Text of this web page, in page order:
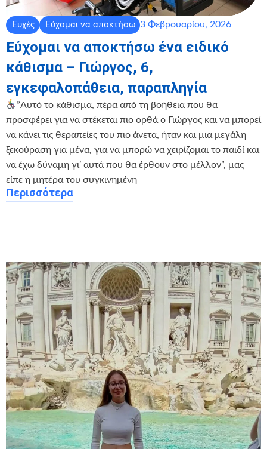
Ευχές Εύχομαι να αποκτήσω 3 Φεβρουαρίου, 2026
Εύχομαι να αποκτήσω ένα ειδικό
κάθισμα – Γιώργος, 6,
εγκεφαλοπάθεια, παραπληγία
”Αυτό το κάθισμα, πέρα από τη βοήθεια που θα
προσφέρει για να στέκεται πιο ορθά ο Γιώργος και να μπορεί
να κάνει τις θεραπείες του πιο άνετα, ήταν και μια μεγάλη
ξεκούραση για μένα, για να μπορώ να χειρίζομαι το παιδί και
να έχω δύναμη γι’ αυτά που θα έρθουν στο μέλλον”, μας
είπε η μητέρα του συγκινημένη
Περισσότερα